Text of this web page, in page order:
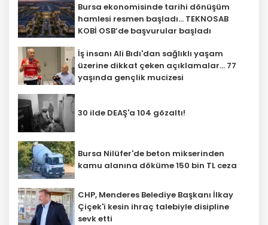
Bursa ekonomisinde tarihi dönüşüm
hamlesi resmen başladı... TEKNOSAB
KOBİ OSB’de başvurular başladı
İş insanı Ali Bıdı'dan sağlıklı yaşam
üzerine dikkat çeken açıklamalar... 77
yaşında gençlik mucizesi
30 ilde DEAŞ'a 104 gözaltı!
Bursa Nilüfer'de beton mikserinden
kamu alanına döküme 150 bin TL ceza
CHP, Menderes Belediye Başkanı İlkay
Çiçek'i kesin ihraç talebiyle disipline
sevk etti